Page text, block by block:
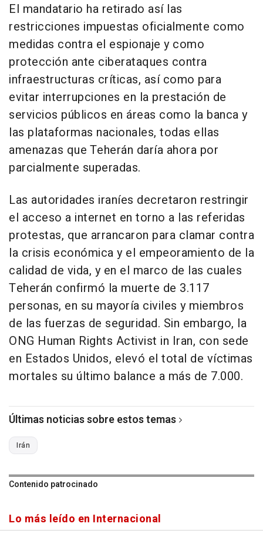
El mandatario ha retirado así las
restricciones impuestas oficialmente como
medidas contra el espionaje y como
protección ante ciberataques contra
infraestructuras críticas, así como para
evitar interrupciones en la prestación de
servicios públicos en áreas como la banca y
las plataformas nacionales, todas ellas
amenazas que Teherán daría ahora por
parcialmente superadas.
Las autoridades iraníes decretaron restringir
el acceso a internet en torno a las referidas
protestas, que arrancaron para clamar contra
la crisis económica y el empeoramiento de la
calidad de vida, y en el marco de las cuales
Teherán confirmó la muerte de 3.117
personas, en su mayoría civiles y miembros
de las fuerzas de seguridad. Sin embargo, la
ONG Human Rights Activist in Iran, con sede
en Estados Unidos, elevó el total de víctimas
mortales su último balance a más de 7.000.
Últimas noticias sobre estos temas
Irán
Contenido patrocinado
Lo más leído en Internacional